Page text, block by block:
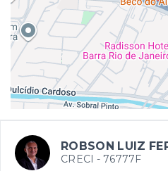
ROBSON LUIZ
CRECI - 76777F